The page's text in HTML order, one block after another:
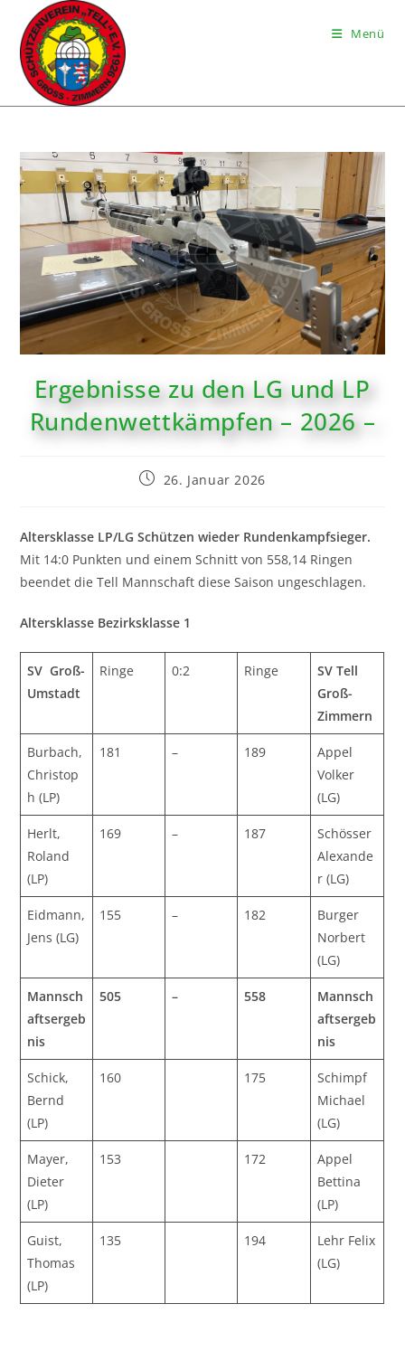
Menü
Ergebnisse zu den LG und LP
Rundenwettkämpfen – 2026 –
26. Januar 2026
Altersklasse LP/LG Schützen wieder Rundenkampfsieger.
Mit 14:0 Punkten und einem Schnitt von 558,14 Ringen
beendet die Tell Mannschaft diese Saison ungeschlagen.
Altersklasse Bezirksklasse 1
SV Groß-
Umstadt
Ringe 0:2 Ringe
SV Tell
Groß-
Zimmern
Burbach,
Christop
h (LP)
181 – 189
Appel
Volker
(LG)
Herlt,
Roland
(LP)
169 – 187
Schösser
Alexande
r (LG)
Eidmann,
Jens (LG)
155 – 182
Burger
Norbert
(LG)
Mannsch
aftsergeb
nis
505 – 558
Mannsch
aftsergeb
nis
Schick,
Bernd
(LP)
160 175
Schimpf
Michael
(LG)
Mayer,
Dieter
(LP)
153 172
Appel
Bettina
(LP)
Guist,
Thomas
(LP)
135 194
Lehr Felix
(LG)